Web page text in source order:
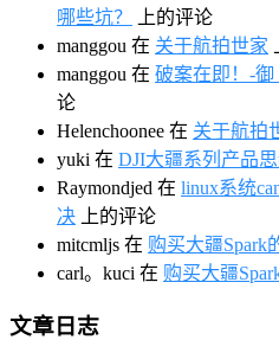
哪些坑？
上的评论
manggou 在 关于航拍世家
manggou 在 破案在即！-
论
Helenchoonee 在 关于航拍
yuki 在 DJI大疆系列产品
Raymondjed 在 linux系统
决 上的评论
mitcmljs 在 购买大疆Spark
carl。kuci 在 购买大疆
文章日志